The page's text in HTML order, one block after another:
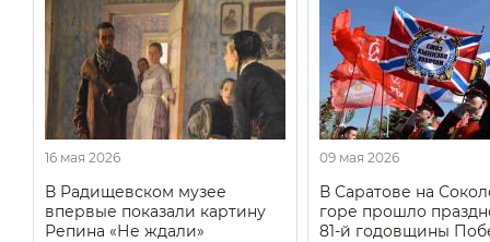
16 мая 2026
В Радищевском музее
впервые показали картину
Репина «Не ждали»
09 мая 2026
В Саратове на
горе прошло
81-й годовщины